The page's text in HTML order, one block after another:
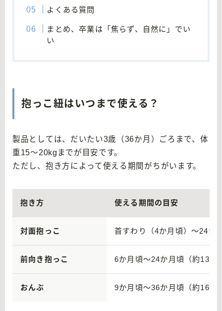
よくある質問
まとめ、卒業は「焦らず、自然に」でい
い
抱っこ紐はいつまで使える？
製品としては、だいたい3歳（36か月）ごろまで、体
重15〜20kgまでが目安です。
ただし、抱き方によって使える期間がちがいます。
抱き方 使える期間の目安
対面抱っこ 首すわり（4か月頃）〜24か
前向き抱っこ 6か月頃〜24か月頃（約
おんぶ 9か月頃〜36か月頃（約16kg